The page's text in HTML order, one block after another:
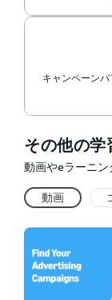
キャンペーン
その他の学
動画やeラーニ
動画